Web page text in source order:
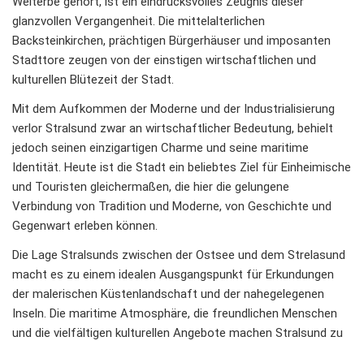
glanzvollen Vergangenheit. Die mittelalterlichen
Backsteinkirchen, prächtigen Bürgerhäuser und imposanten
Stadttore zeugen von der einstigen wirtschaftlichen und
kulturellen Blütezeit der Stadt.
Mit dem Aufkommen der Moderne und der Industrialisierung
verlor Stralsund zwar an wirtschaftlicher Bedeutung, behielt
jedoch seinen einzigartigen Charme und seine maritime
Identität. Heute ist die Stadt ein beliebtes Ziel für Einheimische
und Touristen gleichermaßen, die hier die gelungene
Verbindung von Tradition und Moderne, von Geschichte und
Gegenwart erleben können.
Die Lage Stralsunds zwischen der Ostsee und dem Strelasund
macht es zu einem idealen Ausgangspunkt für Erkundungen
der malerischen Küstenlandschaft und der nahegelegenen
Inseln. Die maritime Atmosphäre, die freundlichen Menschen
und die vielfältigen kulturellen Angebote machen Stralsund zu